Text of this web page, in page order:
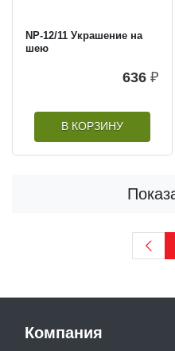
NP-12/11 Украшение на
шею
636 ₽
В КОРЗИНУ
Компания